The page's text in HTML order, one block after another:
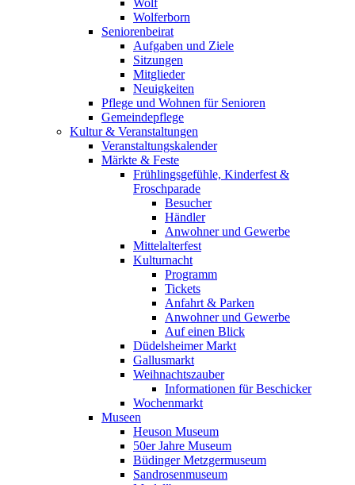
Wolf
Wolferborn
Seniorenbeirat
Aufgaben und Ziele
Sitzungen
Mitglieder
Neuigkeiten
Pflege und Wohnen für Senioren
Gemeindepflege
Kultur & Veranstaltungen
Veranstaltungskalender
Märkte & Feste
Frühlingsgefühle, Kinderfest &
Froschparade
Besucher
Händler
Anwohner und Gewerbe
Mittelalterfest
Kulturnacht
Programm
Tickets
Anfahrt & Parken
Anwohner und Gewerbe
Auf einen Blick
Düdelsheimer Markt
Gallusmarkt
Weihnachtszauber
Informationen für Beschicker
Wochenmarkt
Museen
Heuson Museum
50er Jahre Museum
Büdinger Metzgermuseum
Sandrosenmuseum